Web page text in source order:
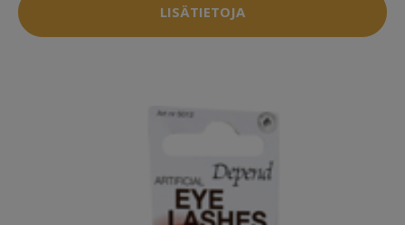
LISÄTIETOJA